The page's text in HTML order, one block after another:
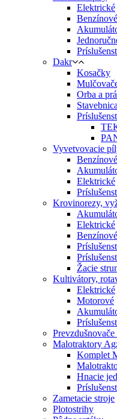
Elektrické
Benzínové
Dakr
Kosačky
Orba a
Vyvetvovacie
Benzínové
Elektrické
Krovinorezy,
Elektrické
Benzínové
Žacie
Kultivátory,
Elektrické
Motorové
Malotraktory
Komplet
Hnacie
Zametacie stroje
Plotostrihy